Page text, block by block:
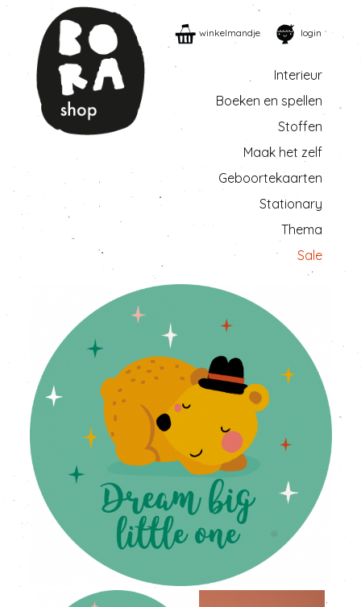
winkelmandje login
Interieur
Boeken en spellen
Stoffen
Maak het zelf
Geboortekaarten
Stationary
Thema
Sale